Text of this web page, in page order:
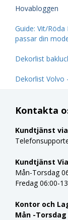
Hovabloggen
Guide: Vit/
passar din
Dekorlist
Dekorlist Volvo
Kontakta
Kundtjänst
Kundtjänst
Mån-Torsdag
Fredag 06:00-
Kontor och
Mån -Torsdag